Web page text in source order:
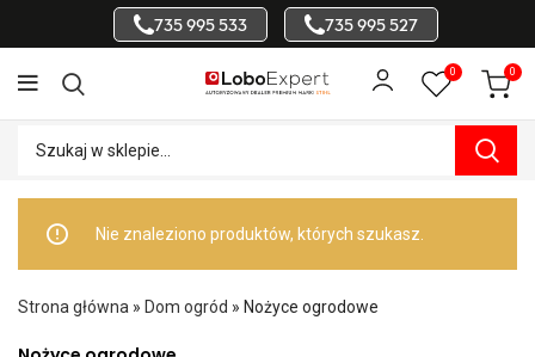
735 995 533 735 995 527
0 0
Nie znaleziono produktów, których szukasz.
Strona główna » Dom ogród » Nożyce ogrodowe